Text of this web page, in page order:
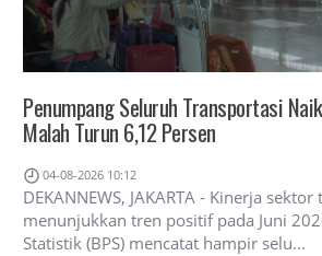
Penumpang Seluruh Transportasi
Malah Turun 6,12 Persen
04-08-2026 10:12
DEKANNEWS, JAKARTA - Kinerja
menunjukkan tren positif pada Juni
Statistik (BPS) mencatat hampir selu...